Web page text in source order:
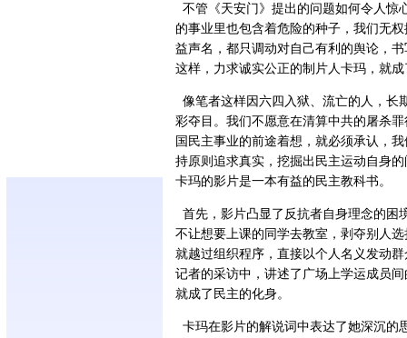
不管《天安门》提出的问题如何令人惊
的事业里也包含着危险的种子，我们无
益声名，都只调动对自己有利的舆论，
这样，力求诚实公正的制片人卡玛，就
像笔者这样因六四入狱、流亡的人，长
彩夺目。我们不愿意在清算中共的屠杀
国民主事业的前途着想，就必须承认，
持原则追求真实，挖掘出民主运动自身
卡玛的影片是一本有益的民主教科书。
首先，影片凸显了反抗者自身理念的困
不让想要上课的同学去教室，剥夺别人
就越过组织程序，直接以个人名义发动
记者的采访中，讲述了广场上学运成员
就成了民主的化身。
卡玛在影片的解说词中表达了她深沉的